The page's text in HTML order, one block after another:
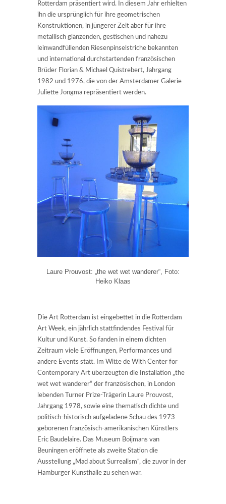
Rotterdam präsentiert wird. In diesem Jahr erhielten
ihn die ursprünglich für ihre geometrischen
Konstruktionen, in jüngerer Zeit aber für ihre
metallisch glänzenden, gestischen und nahezu
leinwandfüllenden Riesenpinselstriche bekannten
und international durchstartenden französischen
Brüder Florian & Michael Quistrebert, Jahrgang
1982 und 1976, die von der Amsterdamer Galerie
Juliette Jongma repräsentiert werden.
Laure Prouvost: „the wet wet wanderer“, Foto:
Heiko Klaas
Die Art Rotterdam ist eingebettet in die Rotterdam
Art Week, ein jährlich stattfindendes Festival für
Kultur und Kunst. So fanden in einem dichten
Zeitraum viele Eröffnungen, Performances und
andere Events statt. Im Witte de With Center for
Contemporary Art überzeugten die Installation „the
wet wet wanderer“ der französischen, in London
lebenden Turner Prize-Trägerin Laure Prouvost,
Jahrgang 1978, sowie eine thematisch dichte und
politisch-historisch aufgeladene Schau des 1973
geborenen französisch-amerikanischen Künstlers
Eric Baudelaire. Das Museum Boijmans van
Beuningen eröffnete als zweite Station die
Ausstellung „Mad about Surrealism“, die zuvor in der
Hamburger Kunsthalle zu sehen war.